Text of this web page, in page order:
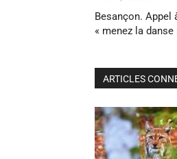
Besançon. Appel
« menez la danse
ARTICLES